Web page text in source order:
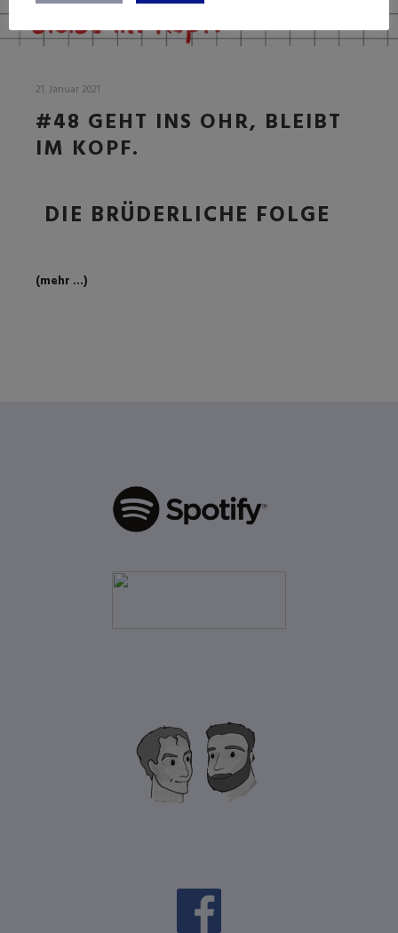
21. Januar 2021
#48 GEHT INS OHR, BLEIBT
IM KOPF.
DIE BRÜDERLICHE FOLGE
(mehr …)